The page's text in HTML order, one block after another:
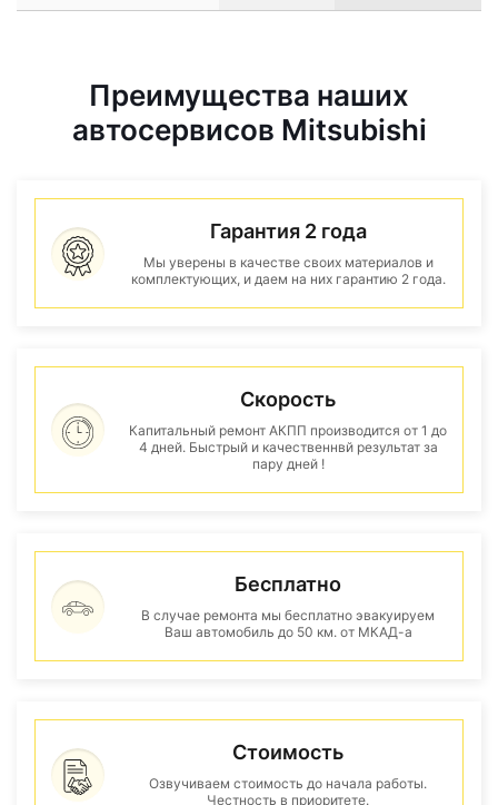
Преимущества наших
автосервисов Mitsubishi
Гарантия 2 года
Мы уверены в качестве своих материалов и
комплектующих, и даем на них гарантию 2 года.
Скорость
Капитальный ремонт АКПП производится от 1 до
4 дней. Быстрый и качественнвй результат за
пару дней !
Бесплатно
В случае ремонта мы бесплатно эвакуируем
Ваш автомобиль до 50 км. от МКАД-а
Стоимость
Озвучиваем стоимость до начала работы.
Честность в приоритете.